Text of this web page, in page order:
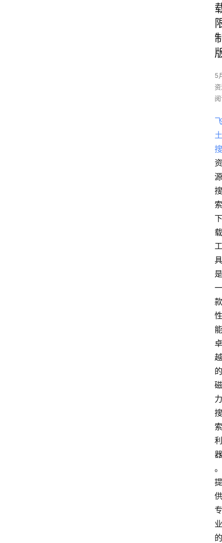
5
飞
土
搜
资
源
搜
索
下
载
工
具
是
一
款
性
能
卓
越
的
磁
力
搜
索
利
器
。
提
供
专
业
的